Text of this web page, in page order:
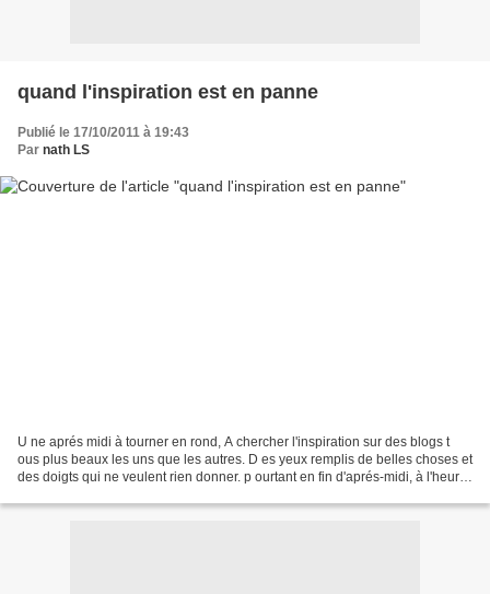
quand l'inspiration est en panne
Publié le 17/10/2011 à 19:43
Par nath LS
U ne aprés midi à tourner en rond, A chercher l'inspiration sur des blogs t
ous plus beaux les uns que les autres. D es yeux remplis de belles choses et
des doigts qui ne veulent rien donner. p ourtant en fin d'aprés-midi, à l'heure